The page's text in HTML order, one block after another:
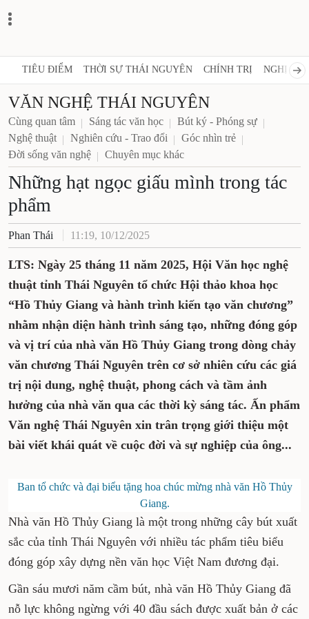
TIÊU ĐIỂM THỜI SỰ THÁI NGUYÊN CHÍNH TRỊ NGHỊ
VĂN NGHỆ THÁI NGUYÊN
Cùng quan tâm Sáng tác văn học
Bút ký - Phóng sự
Nghệ thuật
Nghiên cứu - Trao đổi
Góc nhìn trẻ
Đời sống văn nghệ
Chuyên mục khác
Những hạt ngọc giấu mình trong tác
phẩm
Phan Thái 11:19, 10/12/2025
LTS: Ngày 25 tháng 11 năm 2025, Hội Văn học nghệ
thuật tỉnh Thái Nguyên tổ chức Hội thảo khoa học
“Hồ Thủy Giang và hành trình kiến tạo văn chương”
nhằm nhận diện hành trình sáng tạo, những đóng góp
và vị trí của nhà văn Hồ Thủy Giang trong dòng chảy
văn chương Thái Nguyên trên cơ sở nhiên cứu các giá
trị nội dung, nghệ thuật, phong cách và tầm ảnh
hưởng của nhà văn qua các thời kỳ sáng tác. Ấn phẩm
Văn nghệ Thái Nguyên xin trân trọng giới thiệu một
bài viết khái quát về cuộc đời và sự nghiệp của ông...
Ban tổ chức và đại biểu tặng hoa chúc mừng nhà văn Hồ Thủy
Giang.
Nhà văn Hồ Thủy Giang là một trong những cây bút xuất
sắc của tỉnh Thái Nguyên với nhiều tác phẩm tiêu biểu
đóng góp xây dựng nền văn học Việt Nam đương đại.
Gần sáu mươi năm cầm bút, nhà văn Hồ Thủy Giang đã
nỗ lực không ngừng với 40 đầu sách được xuất bản ở các